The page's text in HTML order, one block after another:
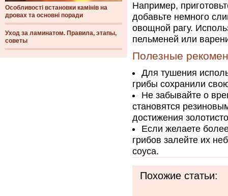
Особливості встановки камінів на
дровах та основні поради
Уход за ламинатом. Правила, этапы,
советы
Например,
добавьте немного
овощной рагу.
пельменей или
Полезные
Для тушения
грибы сохранили
Не забывайте о
становятся
достижения
Если желаете
грибов залейте их
соуса.
Похожие статьи: